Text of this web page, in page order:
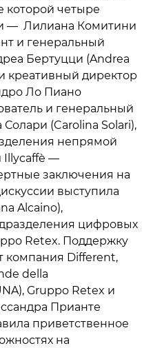
которой четыре
— Лилиана Комитини
и генеральный
Бертуцци (Andrea
креативный директор
Ло Пиано
и генеральный
(Carolina Solari),
непрямой
Illycaffè —
заключения на
выступила
Alcaino),
цифровых
Retex. Поддержку
компания Different,
della
Gruppo Retex и
Прианте
приветственное
на